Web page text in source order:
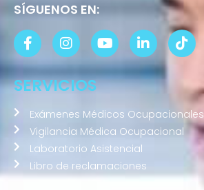
SÍGUENOS EN:
SERVICIOS
Exámenes Médicos Ocupacionales
Vigilancia Médica Ocupacional
Laboratorio Asistencial
Libro de reclamaciones